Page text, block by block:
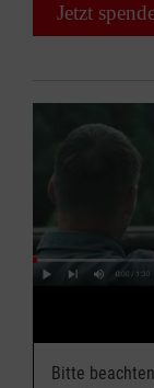
Jetzt
Bitte